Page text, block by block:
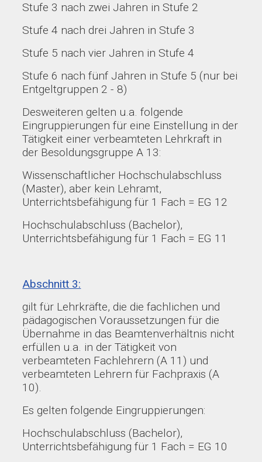
Stufe 3 nach zwei Jahren in Stufe 2
Stufe 4 nach drei Jahren in Stufe 3
Stufe 5 nach vier Jahren in Stufe 4
Stufe 6 nach fünf Jahren in Stufe 5 (nur bei
Entgeltgruppen 2 - 8)
Desweiteren gelten u.a. folgende
Eingruppierungen für eine Einstellung in der
Tätigkeit einer verbeamteten Lehrkraft in
der Besoldungsgruppe A 13:
Wissenschaftlicher Hochschulabschluss
(Master), aber kein Lehramt,
Unterrichtsbefähigung für 1 Fach = EG 12
Hochschulabschluss (Bachelor),
Unterrichtsbefähigung für 1 Fach = EG 11
Abschnitt 3:
gilt für Lehrkräfte, die die fachlichen und
pädagogischen Voraussetzungen für die
Übernahme in das Beamtenverhältnis nicht
erfüllen u.a. in der Tätigkeit von
verbeamteten Fachlehrern (A 11) und
verbeamteten Lehrern für Fachpraxis (A
10).
Es gelten folgende Eingruppierungen:
Hochschulabschluss (Bachelor),
Unterrichtsbefähigung für 1 Fach = EG 10